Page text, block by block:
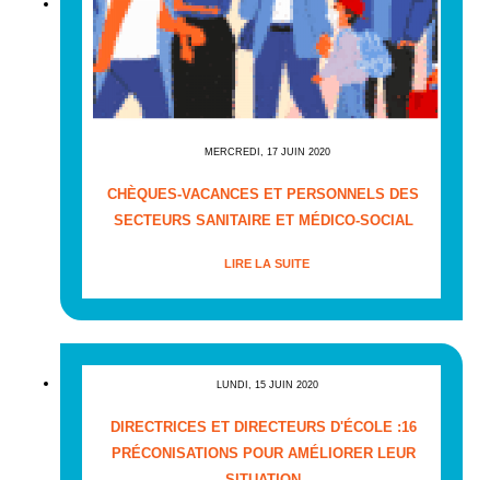
MERCREDI, 17 JUIN 2020
CHÈQUES-VACANCES ET PERSONNELS DES
SECTEURS SANITAIRE ET MÉDICO-SOCIAL
LIRE LA SUITE
LUNDI, 15 JUIN 2020
DIRECTRICES ET DIRECTEURS D'ÉCOLE :16
PRÉCONISATIONS POUR AMÉLIORER LEUR